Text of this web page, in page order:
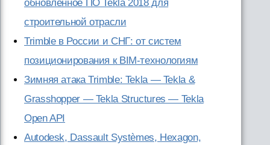
обновлённое ПО Tekla 2018 для
строительной отрасли
Trimble в России и СНГ: от систем
позиционирования к BIM-технологиям
Зимняя атака Trimble: Tekla — Tekla &
Grasshopper — Tekla Structures — Tekla
Open API
Autodesk, Dassault Systèmes, Hexagon,